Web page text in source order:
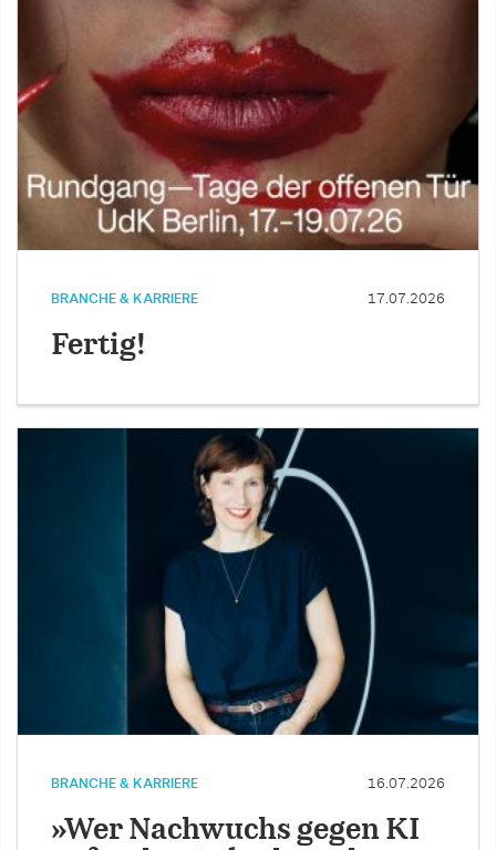
BRANCHE & KARRIERE 17.07.2026
Fertig!
BRANCHE & KARRIERE 16.07.2026
»Wer Nachwuchs gegen KI